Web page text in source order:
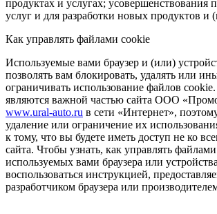
продуктах и услугах; усовершенствования
услуг и для разработки новых продуктов и
Как управлять файлами cookie
Используемые вами браузер и (или)
позволять вам блокировать, удалять или
ограничивать использование файлов
являются важной частью сайта ООО
www.ural-auto.ru в сети «Интернет»,
удаление или ограничение их
к тому, что вы будете иметь доступ не ко
сайта. Чтобы узнать, как управлять
используемых вами браузера или
воспользоваться инструкцией,
разработчиком браузера или